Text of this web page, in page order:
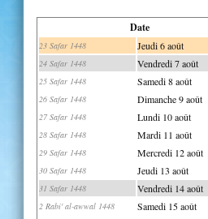
Date
23 Safar 1448 Jeudi 6 août
24 Safar 1448 Vendredi 7 août
25 Safar 1448 Samedi 8 août
26 Safar 1448 Dimanche 9 août
27 Safar 1448 Lundi 10 août
28 Safar 1448 Mardi 11 août
29 Safar 1448 Mercredi 12 août
30 Safar 1448 Jeudi 13 août
31 Safar 1448 Vendredi 14 août
2 Rabi' al-awwal 1448 Samedi 15 août